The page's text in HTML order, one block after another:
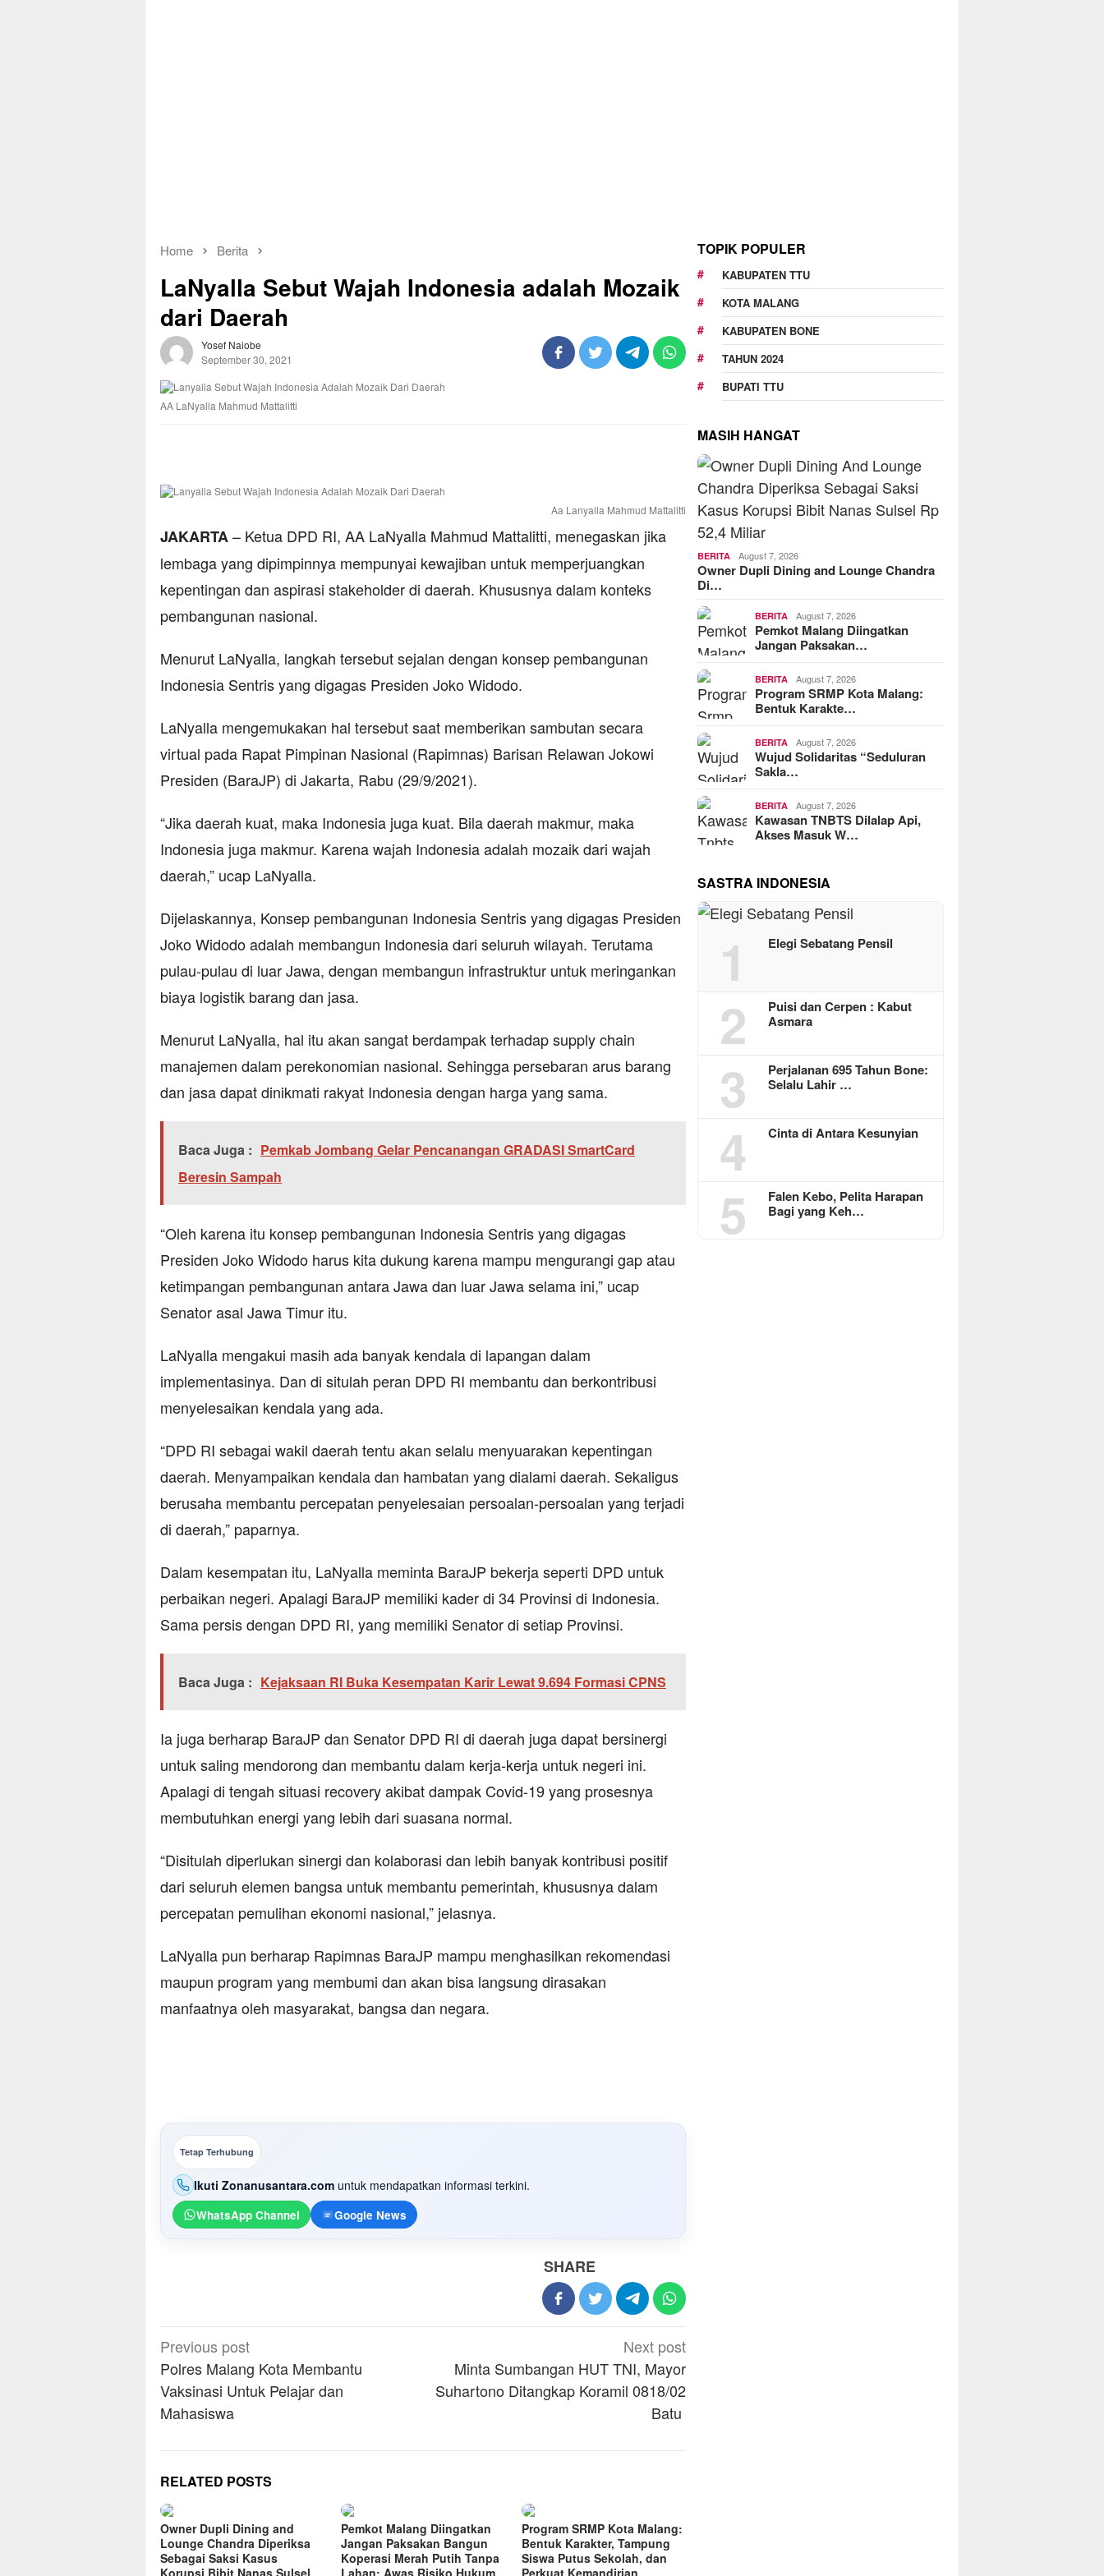
Home Berita
LaNyalla Sebut Wajah Indonesia adalah Mozaik
dari Daerah
Yosef Naiobe
September 30, 2021
AA LaNyalla Mahmud Mattalitti
Aa Lanyalla Mahmud Mattalitti
JAKARTA– Ketua DPD RI, AA LaNyalla Mahmud Mattalitti, menegaskan jika
lembaga yang dipimpinnya mempunyai kewajiban untuk memperjuangkan
kepentingan dan aspirasi stakeholder di daerah. Khususnya dalam konteks
pembangunan nasional.
Menurut LaNyalla, langkah tersebut sejalan dengan konsep pembangunan
Indonesia Sentris yang digagas Presiden Joko Widodo.
LaNyalla mengemukakan hal tersebut saat memberikan sambutan secara
virtual pada Rapat Pimpinan Nasional (Rapimnas) Barisan Relawan Jokowi
Presiden (BaraJP) di Jakarta, Rabu (29/9/2021).
“Jika daerah kuat, maka Indonesia juga kuat. Bila daerah makmur, maka
Indonesia juga makmur. Karena wajah Indonesia adalah mozaik dari wajah
daerah,” ucap LaNyalla.
Dijelaskannya, Konsep pembangunan Indonesia Sentris yang digagas Presiden
Joko Widodo adalah membangun Indonesia dari seluruh wilayah. Terutama
pulau-pulau di luar Jawa, dengan membangun infrastruktur untuk meringankan
biaya logistik barang dan jasa.
Menurut LaNyalla, hal itu akan sangat berdampak terhadap supply chain
manajemen dalam perekonomian nasional. Sehingga persebaran arus barang
dan jasa dapat dinikmati rakyat Indonesia dengan harga yang sama.
Baca Juga : Pemkab Jombang Gelar Pencanangan GRADASI SmartCard
Beresin Sampah
“Oleh karena itu konsep pembangunan Indonesia Sentris yang digagas
Presiden Joko Widodo harus kita dukung karena mampu mengurangi gap atau
ketimpangan pembangunan antara Jawa dan luar Jawa selama ini,” ucap
Senator asal Jawa Timur itu.
LaNyalla mengakui masih ada banyak kendala di lapangan dalam
implementasinya. Dan di situlah peran DPD RI membantu dan berkontribusi
menyelesaikan kendala yang ada.
“DPD RI sebagai wakil daerah tentu akan selalu menyuarakan kepentingan
daerah. Menyampaikan kendala dan hambatan yang dialami daerah. Sekaligus
berusaha membantu percepatan penyelesaian persoalan-persoalan yang terjadi
di daerah,” paparnya.
Dalam kesempatan itu, LaNyalla meminta BaraJP bekerja seperti DPD untuk
perbaikan negeri. Apalagi BaraJP memiliki kader di 34 Provinsi di Indonesia.
Sama persis dengan DPD RI, yang memiliki Senator di setiap Provinsi.
Baca Juga : Kejaksaan RI Buka Kesempatan Karir Lewat 9.694 Formasi CPNS
Ia juga berharap BaraJP dan Senator DPD RI di daerah juga dapat bersinergi
untuk saling mendorong dan membantu dalam kerja-kerja untuk negeri ini.
Apalagi di tengah situasi recovery akibat dampak Covid-19 yang prosesnya
membutuhkan energi yang lebih dari suasana normal.
“Disitulah diperlukan sinergi dan kolaborasi dan lebih banyak kontribusi positif
dari seluruh elemen bangsa untuk membantu pemerintah, khususnya dalam
percepatan pemulihan ekonomi nasional,” jelasnya.
LaNyalla pun berharap Rapimnas BaraJP mampu menghasilkan rekomendasi
maupun program yang membumi dan akan bisa langsung dirasakan
manfaatnya oleh masyarakat, bangsa dan negara.
Tetap Terhubung
Ikuti Zonanusantara.com untuk mendapatkan informasi terkini.
WhatsApp Channel Google News
SHARE
Post
navigation
Previous post
Polres Malang Kota Membantu
Vaksinasi Untuk Pelajar dan
Mahasiswa
Next post
Minta Sumbangan HUT TNI, Mayor
Suhartono Ditangkap Koramil 0818/02
Batu
RELATED POSTS
Owner Dupli Dining and
Lounge Chandra Diperiksa
Sebagai Saksi Kasus
Pemkot Malang Diingatkan
Jangan Paksakan Bangun
Koperasi Merah Putih Tanpa
Program SRMP Kota Malang:
Bentuk Karakter, Tampung
Siswa Putus Sekolah, dan
TOPIK POPULER
KABUPATEN TTU
KOTA MALANG
KABUPATEN BONE
TAHUN 2024
BUPATI TTU
MASIH HANGAT
BERITA August 7, 2026
Owner Dupli Dining and Lounge Chandra
Di…
BERITA August 7, 2026
Pemkot Malang Diingatkan
Jangan Paksakan…
BERITA August 7, 2026
Program SRMP Kota Malang:
Bentuk Karakte…
BERITA August 7, 2026
Wujud Solidaritas “Seduluran
Sakla…
BERITA August 7, 2026
Kawasan TNBTS Dilalap Api,
Akses Masuk W…
SASTRA INDONESIA
1 Elegi Sebatang Pensil
2
Puisi dan Cerpen : Kabut
Asmara
3
Perjalanan 695 Tahun Bone:
Selalu Lahir …
4 Cinta di Antara Kesunyian
5
Falen Kebo, Pelita Harapan
Bagi yang Keh…